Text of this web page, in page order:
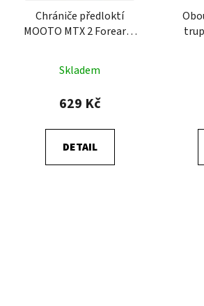
Chrániče předloktí
MOOTO MTX 2 Forearm
Skladem
629 Kč
DETAIL